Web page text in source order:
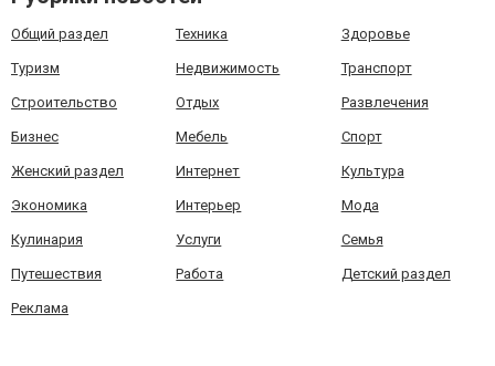
Общий раздел Техника Здоровье
Туризм Недвижимость Транспорт
Строительство Отдых Развлечения
Бизнес Мебель Спорт
Женский раздел Интернет Культура
Экономика Интерьер Мода
Кулинария Услуги Семья
Путешествия Работа Детский раздел
Реклама